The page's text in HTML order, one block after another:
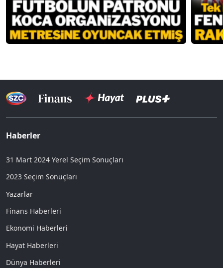
Haberler
31 Mart 2024 Yerel Seçim Sonuçları
2023 Seçim Sonuçları
Yazarlar
Finans Haberleri
Ekonomi Haberleri
Hayat Haberleri
Dünya Haberleri